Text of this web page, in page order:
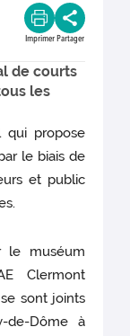
Imprimer Partager
de courts
les
qui propose
le biais de
et public
le muséum
Clermont
sont joints
de-Dôme à